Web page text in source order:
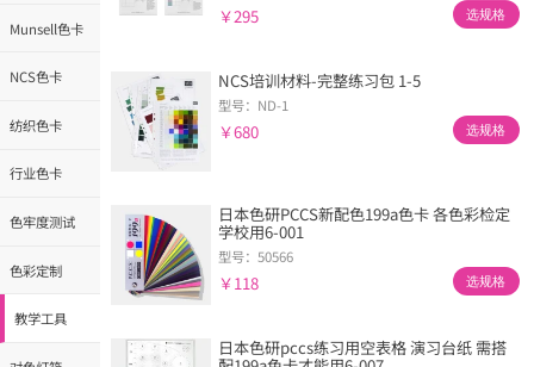
Munsell色卡
NCS色卡
纺织色卡
行业色卡
色牢度测试
色彩定制
教学工具
￥295 选规格
NCS培训材料-完整练习包 1-5
型号：ND-1
￥680 选规格
日本色研PCCS新配色199a色卡 各色彩检定
学校用6-001
型号：50566
￥118 选规格
日本色研pccs练习用空表格 演习台纸 需搭